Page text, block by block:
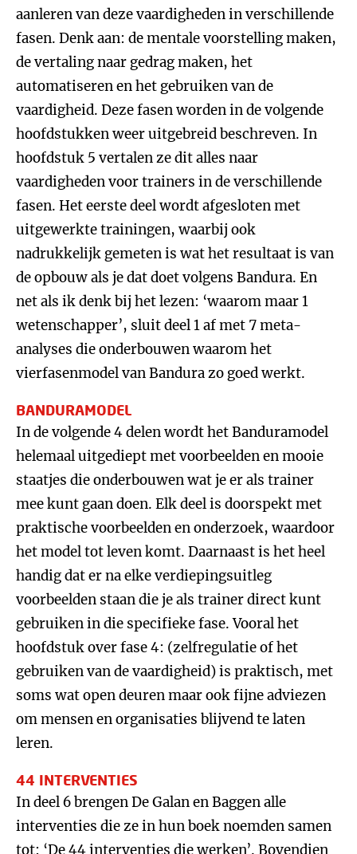
aanleren van deze vaardigheden in verschillende
fasen. Denk aan: de mentale voorstelling maken,
de vertaling naar gedrag maken, het
automatiseren en het gebruiken van de
vaardigheid. Deze fasen worden in de volgende
hoofdstukken weer uitgebreid beschreven. In
hoofdstuk 5 vertalen ze dit alles naar
vaardigheden voor trainers in de verschillende
fasen. Het eerste deel wordt afgesloten met
uitgewerkte trainingen, waarbij ook
nadrukkelijk gemeten is wat het resultaat is van
de opbouw als je dat doet volgens Bandura. En
net als ik denk bij het lezen: ‘waarom maar 1
wetenschapper’, sluit deel 1 af met 7 meta-
analyses die onderbouwen waarom het
vierfasenmodel van Bandura zo goed werkt.
BANDURAMODEL
In de volgende 4 delen wordt het Banduramodel
helemaal uitgediept met voorbeelden en mooie
staatjes die onderbouwen wat je er als trainer
mee kunt gaan doen. Elk deel is doorspekt met
praktische voorbeelden en onderzoek, waardoor
het model tot leven komt. Daarnaast is het heel
handig dat er na elke verdiepingsuitleg
voorbeelden staan die je als trainer direct kunt
gebruiken in die specifieke fase. Vooral het
hoofdstuk over fase 4: (zelfregulatie of het
gebruiken van de vaardigheid) is praktisch, met
soms wat open deuren maar ook fijne adviezen
om mensen en organisaties blijvend te laten
leren.
44 INTERVENTIES
In deel 6 brengen De Galan en Baggen alle
interventies die ze in hun boek noemden samen
tot: ‘De 44 interventies die werken’. Bovendien